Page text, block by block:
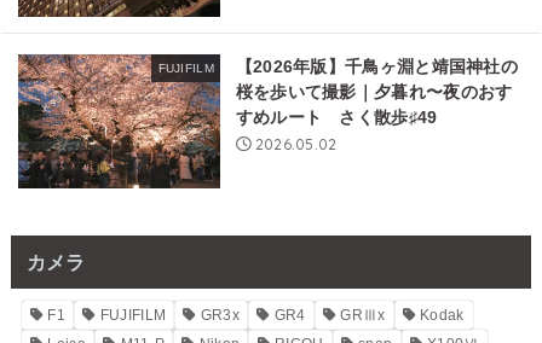
FUJIFILM
【2026年版】千鳥ヶ淵と靖国神社の
桜を歩いて撮影｜夕暮れ〜夜のおす
すめルート さく散歩♯49
2026.05.02
カメラ
F1 FUJIFILM GR3x GR4 GRⅢx
Kodak